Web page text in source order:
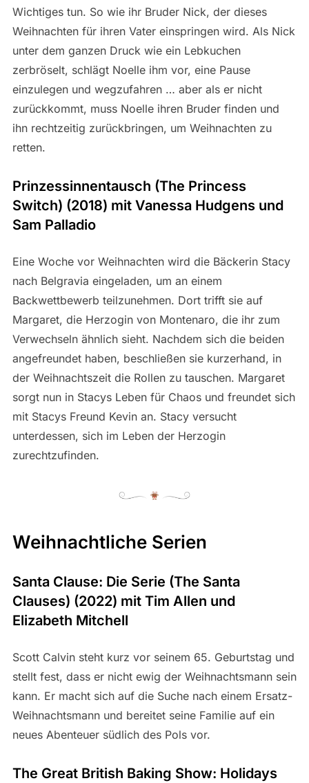
Wichtiges tun. So wie ihr Bruder Nick, der dieses
Weihnachten für ihren Vater einspringen wird. Als Nick
unter dem ganzen Druck wie ein Lebkuchen
zerbröselt, schlägt Noelle ihm vor, eine Pause
einzulegen und wegzufahren … aber als er nicht
zurückkommt, muss Noelle ihren Bruder finden und
ihn rechtzeitig zurückbringen, um Weihnachten zu
retten.
Prinzessinnentausch (The Princess
Switch) (2018) mit Vanessa Hudgens und
Sam Palladio
Eine Woche vor Weihnachten wird die Bäckerin Stacy
nach Belgravia eingeladen, um an einem
Backwettbewerb teilzunehmen. Dort trifft sie auf
Margaret, die Herzogin von Montenaro, die ihr zum
Verwechseln ähnlich sieht. Nachdem sich die beiden
angefreundet haben, beschließen sie kurzerhand, in
der Weihnachtszeit die Rollen zu tauschen. Margaret
sorgt nun in Stacys Leben für Chaos und freundet sich
mit Stacys Freund Kevin an. Stacy versucht
unterdessen, sich im Leben der Herzogin
zurechtzufinden.
Weihnachtliche Serien
Santa Clause: Die Serie (The Santa
Clauses) (2022) mit Tim Allen und
Elizabeth Mitchell
Scott Calvin steht kurz vor seinem 65. Geburtstag und
stellt fest, dass er nicht ewig der Weihnachtsmann sein
kann. Er macht sich auf die Suche nach einem Ersatz-
Weihnachtsmann und bereitet seine Familie auf ein
neues Abenteuer südlich des Pols vor.
The Great British Baking Show: Holidays